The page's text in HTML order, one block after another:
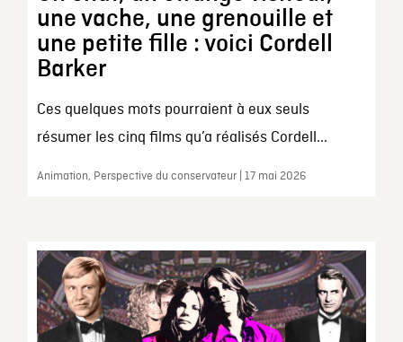
une vache, une grenouille et
une petite fille : voici Cordell
Barker
Ces quelques mots pourraient à eux seuls
résumer les cinq films qu’a réalisés Cordell...
Animation, Perspective du conservateur | 17 mai 2026